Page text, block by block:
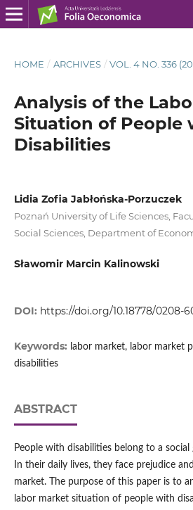
HOME / ARCHIVES / VOL. 4 NO. 336
Analysis of the
Situation of People
Disabilities
Lidia Zofia Jabłońska‑Porzuczek
Poznań University of Life Sciences,
Social Sciences, Department of
Sławomir Marcin Kalinowski
DOI: https://doi.org/10.18778/0208-
Keywords: labor market, labor market
disabilities
ABSTRACT
People with disabilities belong to a
In their daily lives, they face prejudice
market. The purpose of this paper is to
labor market situation of people with